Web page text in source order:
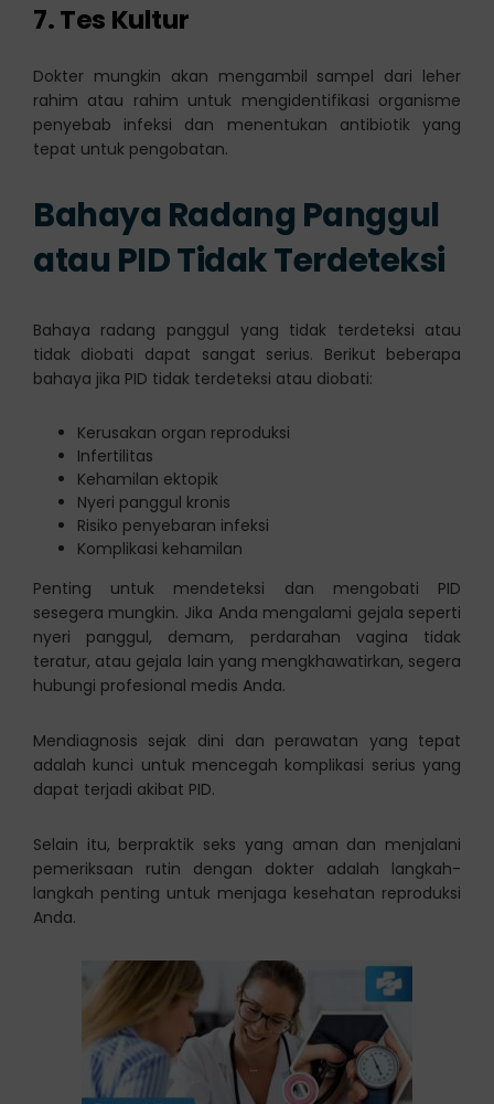
7.Tes Kultur
Dokter mungkin akan mengambil sampel dari leher
rahim atau rahim untuk mengidentifikasi organisme
penyebab infeksi dan menentukan antibiotik yang
tepat untuk pengobatan.
Bahaya Radang Panggul
atau PID Tidak Terdeteksi
Bahaya radang panggul yang tidak terdeteksi atau
tidak diobati dapat sangat serius. Berikut beberapa
bahaya jika PID tidak terdeteksi atau diobati:
Kerusakan organ reproduksi
Infertilitas
Kehamilan ektopik
Nyeri panggul kronis
Risiko penyebaran infeksi
Komplikasi kehamilan
Penting untuk mendeteksi dan mengobati PID
sesegera mungkin. Jika Anda mengalami gejala seperti
nyeri panggul, demam, perdarahan vagina tidak
teratur, atau gejala lain yang mengkhawatirkan, segera
hubungi profesional medis Anda.
Mendiagnosis sejak dini dan perawatan yang tepat
adalah kunci untuk mencegah komplikasi serius yang
dapat terjadi akibat PID.
Selain itu, berpraktik seks yang aman dan menjalani
pemeriksaan rutin dengan dokter adalah langkah-
langkah penting untuk menjaga kesehatan reproduksi
Anda.